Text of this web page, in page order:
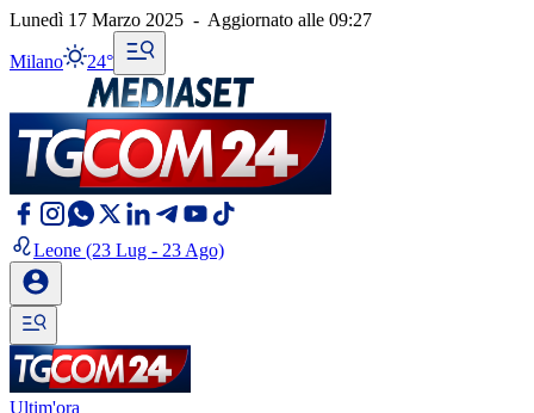
Lunedì 17 Marzo 2025 - Aggiornato alle 09:27
Milano 24°
Leone (23 Lug - 23 Ago)
Ultim'ora